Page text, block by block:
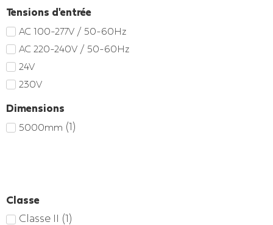
Tensions d'entrée
AC 100-277V / 50-60Hz
AC 220-240V / 50-60Hz
24V
230V
Dimensions
5000mm (1)
Classe
Classe II (1)